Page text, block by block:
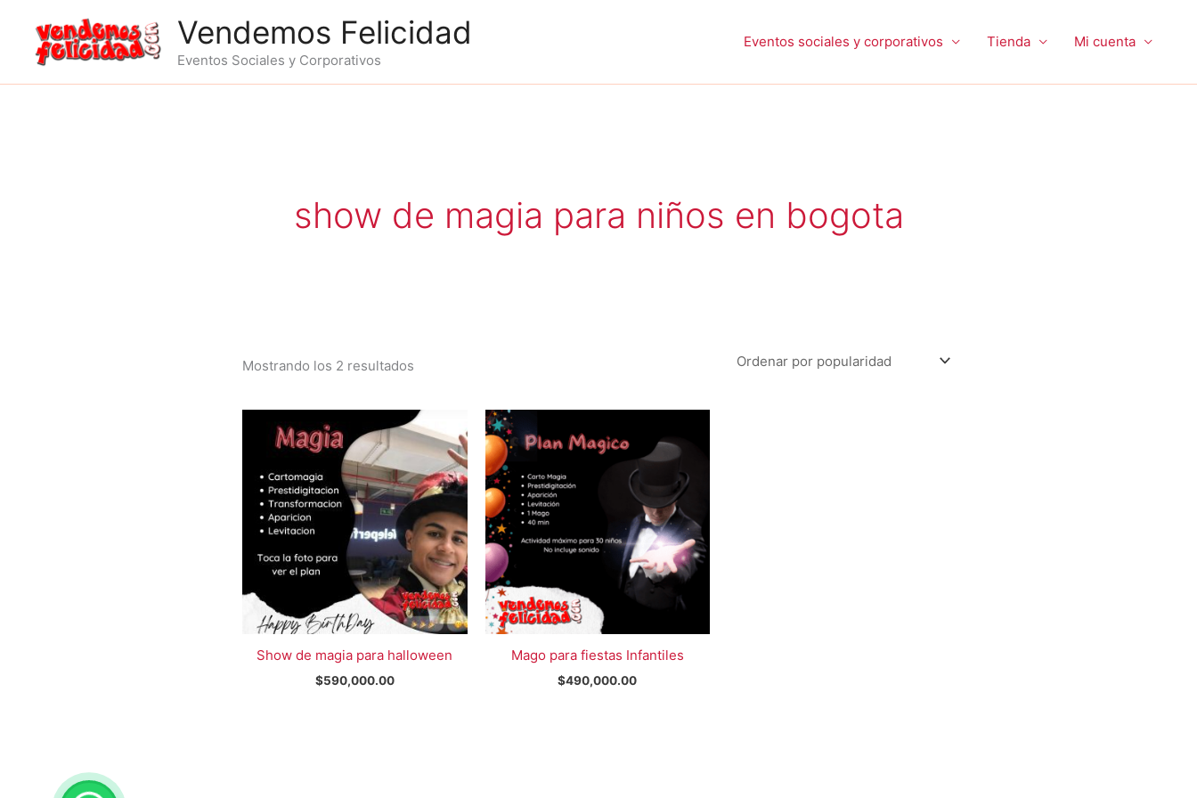
contenido
Vendemos Felicidad
Eventos Sociales y Corporativos
Eventos sociales y corporativos Tienda Mi cuenta
show de magia para niños en bogota
Mostrando los 2 resultados
Show de magia para halloween
$590,000.00
Mago para fiestas Infantiles
$490,000.00